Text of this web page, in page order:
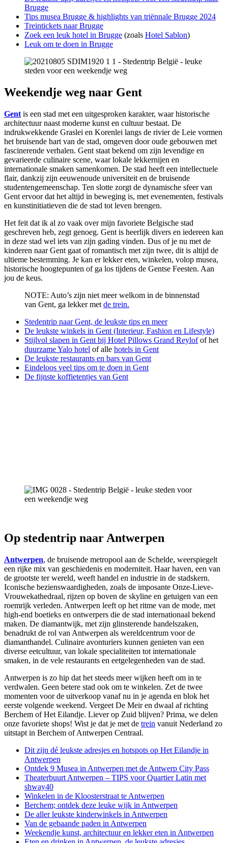
Brugge
Tips musea Brugge & highlights van triënnale Brugge 2024
Treintickets naar Brugge
Zoek een leuk hotel in Brugge (zoals Hotel Sablon)
Leuk om te doen in Brugge
Weekendje weg naar Gent
Gent is een stad met een uitgesproken karakter, waar historische
architectuur naast moderne kunst en cultuur bestaat. De
indrukwekkende Graslei en Korenlei langs de rivier de Leie vormen
het bruisende hart van de stad, omgeven door oude gebouwen met
fascinerende verhalen. Gent staat bekend om zijn levendige en
gevarieerde culinaire scene, waar lokale lekkernijen en
internationale smaken samenkomen. De stad heeft een intellectuele
flair, dankzij zijn eeuwenoude universiteit en de bruisende
studentengemeenschap. Ten slotte zorgt de dynamische sfeer van
Gent ervoor dat het altijd in beweging is, met evenementen, festivals
en kunstinitiatieven die de stad tot leven brengen.
Het feit dat ik al zo vaak over mijn favoriete Belgische stad
geschreven heb, zegt genoeg. Gent is heerlijk divers en iedereen kan
in deze stad wel iets van zijn gading vinden. Dus of je nu met de
kinderen naar Gent gaat of romantisch met zijn twee, dit is altijd de
ultieme bestemming. Je kan er lekker eten, winkelen, volop musea,
historische hoogtepunten of ga los tijdens de Gentse Feesten. Aan
jou de keus.
NOTE: Auto’s zijn niet meer welkom in de binnenstad
van Gent, ga lekker met de trein.
Stedentrip naar Gent, de leukste tips en meer
De leukste winkels in Gent (Interieur, Fashion en Lifestyle)
Stijlvol slapen in Gent bij Hotel Pillows Grand Reylofof het
duurzame Yalo hotel of alle hotels in Gent
De leukste restaurants en bars van Gent
Eindeloos veel tips om te doen in Gent
De fijnste koffietentjes van Gent
Op stedentrip naar Antwerpen
Antwerpen, de bruisende metropool aan de Schelde, weerspiegelt
een rijke mix van geschiedenis en moderniteit. Haar haven, een van
de grootste ter wereld, weeft handel en industrie in de stadskern.
Iconische bezienswaardigheden, zoals de imposante Onze-Lieve-
Vrouwekathedraal, rijzen op boven de skyline en getuigen van een
roemrijk verleden. Antwerpen leeft op het ritme van de mode, met
high-end boetieks en ontwerpers die de stad internationaal bekend
maken. De diamantwijk, met zijn glinsterende handelszaken,
benadrukt de rol van Antwerpen als wereldcentrum voor de
diamanthandel. Culinaire avonturiers kunnen genieten van een
diverse eetcultuur, van lokale specialiteiten tot internationale
smaken, in de vele restaurants en eetgelegenheden van de stad.
Antwerpen is zo hip dat het steeds meer wijken heeft om in te
verdwalen. Geen betere stad ook om te winkelen. Zet de twee
momenten voor de uitverkoop vanaf nu in je agenda en blok het
eerste volgende weekend. Vergeet De Meir en dwaal af richting
Berchem of Het Eilandje. Liever op Zuid blijven? Prima, we delen
onze favoriete shops! Wist je dat je met de trein vanuit Nederland zo
uitstapt in Berchem of Antwerpen Centraal.
Dit zijn dé leukste adresjes en hotspots op Het Eilandje in
Antwerpen
Ontdek 9 Musea in Antwerpen met de Antwerp City Pass
Theaterbuurt Antwerpen – TIPS voor Quartier Latin met
shway40
Winkelen in de Kloosterstraat te Antwerpen
Berchem; ontdek deze leuke wijk in Antwerpen
De aller leukste kinderwinkels in Antwerpen
Van de gebaande paden in Antwerpen
Weekendje kunst, architectuur en lekker eten in Antwerpen